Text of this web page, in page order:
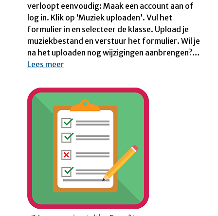
verloopt eenvoudig: Maak een account aan of
log in. Klik op ‘Muziek uploaden’. Vul het
formulier in en selecteer de klasse. Upload je
muziekbestand en verstuur het formulier. Wil je
na het uploaden nog wijzigingen aanbrengen?…
Lees meer
u
i
e
k
u
p
l
o
a
d